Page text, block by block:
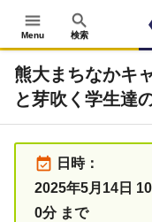
menu
Menu
search
検索
熊大まちなかキ
と芽吹く学生達
event_available 日時：
2025年5月14日
0分 まで